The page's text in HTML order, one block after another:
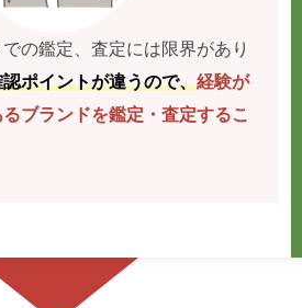
の鑑定、査定には限界があり
ポイントが違うので、経験が
ブランドを鑑定・査定するこ